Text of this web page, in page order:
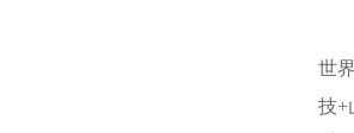
世
技+